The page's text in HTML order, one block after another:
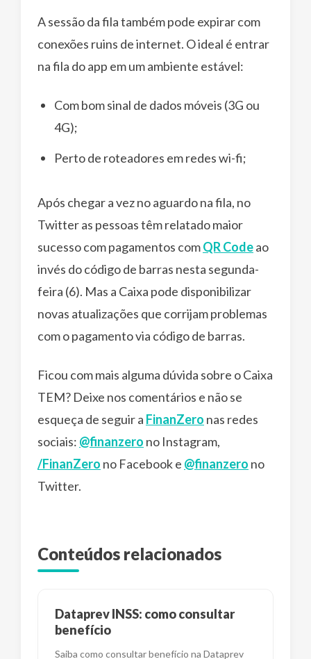
A sessão da fila também pode expirar com
conexões ruins de internet. O ideal é entrar
na fila do app em um ambiente estável:
Com bom sinal de dados móveis (3G ou
4G);
Perto de roteadores em redes wi-fi;
Após chegar a vez no aguardo na fila, no
Twitter as pessoas têm relatado maior
sucesso com pagamentos comQR Codeao
invés do código de barras nesta segunda-
feira (6). Mas a Caixa pode disponibilizar
novas atualizações que corrijam problemas
com o pagamento via código de barras.
Ficou com mais alguma dúvida sobre o Caixa
TEM? Deixe nos comentários e não se
esqueça de seguir a FinanZero nas redes
sociais: @finanzero no Instagram,
/FinanZero no Facebook e @finanzero no
Twitter.
Conteúdos relacionados
Dataprev INSS: como consultar
benefício
Saiba como consultar benefício na Dataprev